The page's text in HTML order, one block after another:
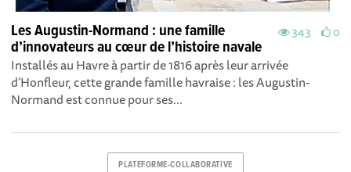
343 0
Les Augustin-Normand : une famille
d’innovateurs au cœur de l’histoire navale
Installés au Havre à partir de 1816 après leur arrivée
d’Honfleur, cette grande famille havraise : les Augustin-
Normand est connue pour ses...
PLATEFORME-COLLABORATIVE